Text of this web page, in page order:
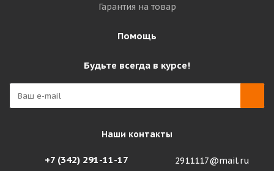
Гарантия на товар
Помощь
Будьте всегда в курсе!
Наши контакты
+7 (342) 291-11-17 2911117@mail.ru